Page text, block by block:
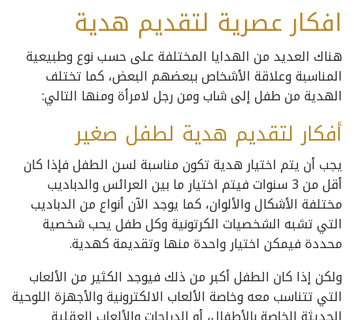
افكار عصرية لتقديم هدية
هناك العديد من الهدايا المختلفة على حسب نوع وطبيعية
المناسبة وعلاقة الأشخاص ببعضهم البعض، كما تختلف
الهدية من طفل إلى شاب ومن رجل لامرأة ومنها التالي:
أفكار لتقديم هدية لطفل صغير
يجب أن يتم اختيار هدية تكون مناسبة لسن الطفل فإذا كان
أقل من 3 سنوات فيتم اختيار ما بين العرائس والدباديب
مختلفة الأشكال والألوان، كما يوجد الآن أنواع من الدباديب
التي تشبه الشخصيات الكرتونية وكل طفل يحب شخصية
محددة فيمكن اختيار واحدة منها وتقديمة كهدية.
ولكن إذا كان الطفل أكبر من ذلك فيوجد الكثير من الألعاب
التي تتناسب معه وخاصة الألعاب الالكترونية والأجهزة اللوحية